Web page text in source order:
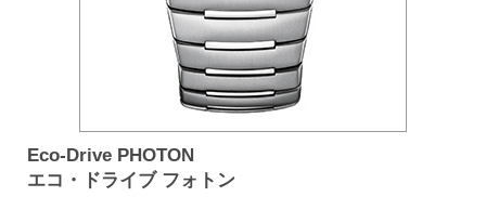
Eco-Drive PHOTON
エコ・ドライブ フォトン